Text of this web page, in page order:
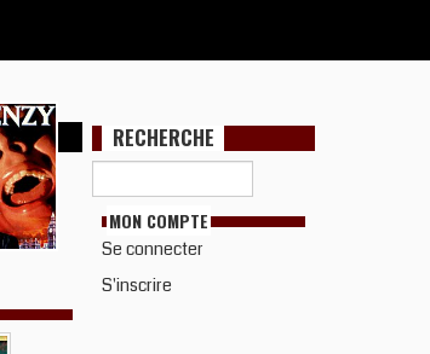
RECHERCHE
MON COMPTE
Se connecter
S'inscrire